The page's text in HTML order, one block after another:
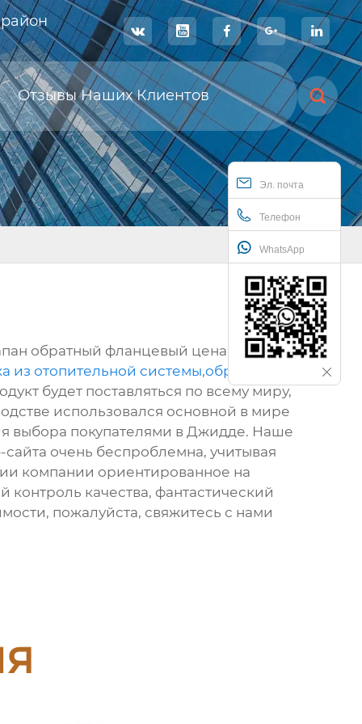
    
Отзывы Наших Клиентов 
Эл. почта
Телефон
WhatsApp
обратный фланцевый цена - ООО
из отопительной системы,обратный
будет поставляться по всему миру,
использовался основной в мире
выбора покупателями в Джидде. Наше
очень беспроблемна, учитывая
компании ориентированное на
качества, фантастический
пожалуйста, свяжитесь с нами